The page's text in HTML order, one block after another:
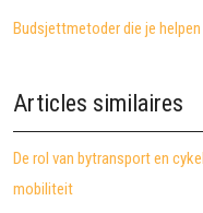
Budsjettmetoder die je
Articles similaires
De rol van bytransport en
mobiliteit